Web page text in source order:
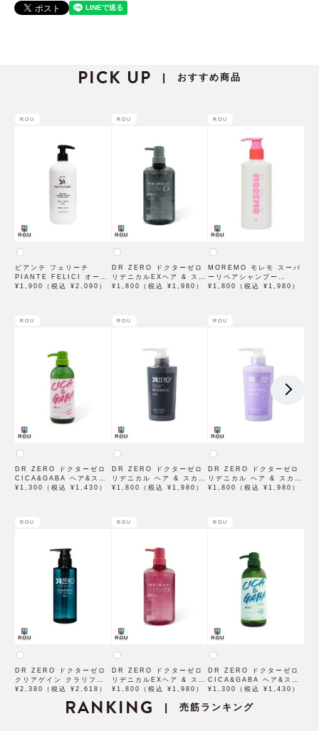
PICK UP | おすすめ商品
ROU
ピアンテ フェリーチ
PIANTE FELICI オーガ
ニックシャンプー モイス
取得】
¥1,900（税込 ¥2,090）
ROU
DR ZERO ドクターゼロ
リデニカルEXヘア & スカ
ルプシャンプー MEN
¥1,800（税込 ¥1,980）
ROU
MOREMO モレモ スーパ
ーリペアシャンプー
290mL
¥1,800（税込 ¥1,980）
ROU
DR ZERO ドクターゼロ
CICA&GABA ヘア&スカ
ルプシャンプー 430mL
¥1,300（税込 ¥1,430）
ROU
DR ZERO ドクターゼロ
リデニカル ヘア & スカル
プ シャンプー MEN
¥1,800（税込 ¥1,980）
ROU
DR ZERO ドクターゼロ
リデニカル ヘア & スカル
プ シャンプー WOMEN
¥1,800（税込 ¥1,980）
ROU
DR ZERO ドクターゼロ
クリアゲイン クラリファ
イング シャンプー MEN
¥2,380（税込 ¥2,618）
ROU
DR ZERO ドクターゼロ
リデニカルEXヘア & スカ
ルプシャンプー WOMEN
品】
¥1,800（税込 ¥1,980）
ROU
DR ZERO ドクターゼロ
CICA&GABA ヘア&スカ
ルプシャンプー 430mL
¥1,300（税込 ¥1,430）
RANKING | 売筋ランキング